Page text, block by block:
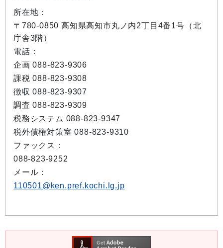
所在地：
〒780-0850 高知県高知市丸ノ内2丁目4番1号（北
庁舎3階）
電話：
企画 088-823-9306
課税 088-823-9308
徴収 088-823-9307
調査 088-823-9309
税務システム 088-823-9347
税外債権対策室 088-823-9310
ファックス：
088-823-9252
メール：
110501@ken.pref.kochi.lg.jp